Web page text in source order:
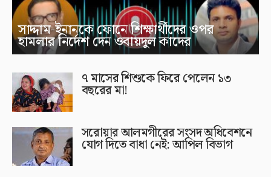
সাদ্দাম-ইনানকে ফোনে শিক্ষার্থীদের ওপর
হামলার নির্দেশ দেন ওবায়দুল কাদের
৭ মাসের শিশুকে ফিরে পেলেন ১৩
বছরের মা!
সরোয়ার আলমগীরের সংসদ অধিবেশনে
যোগ দিতে বাধা নেই: আপিল বিভাগ